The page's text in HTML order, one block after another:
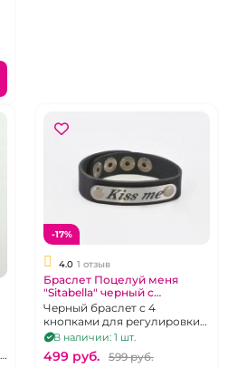
-17%
4.0 1 отзыв
Браслет Поцелуй меня
"Sitabella" черный с
клепками
Черный браслет с 4
кнопками для регулировки
по запястью, гравировка на
металле "Kiss me"
В наличии: 1 шт.
499 pуб. 599 pуб.